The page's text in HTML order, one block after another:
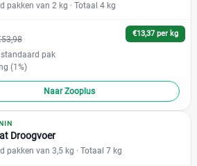
pakken van 2 kg · Totaal 4 kg
€13,37 per kg
pak
(1%)
Naar Zooplus
Droogvoer
pakken van 3,5 kg · Totaal 7 kg